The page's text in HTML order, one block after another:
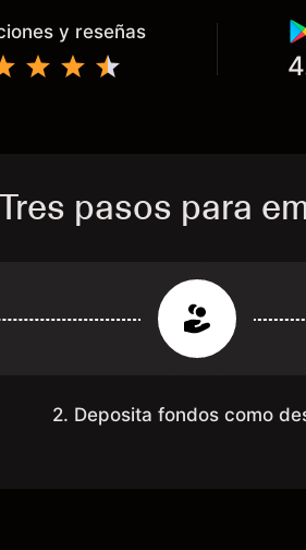
y reseñas
Tres pasos para
2. Deposita fondos como